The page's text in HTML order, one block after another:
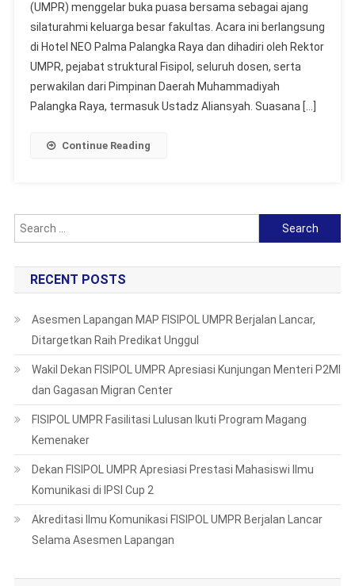
Buka
Puasa
Bersama
Pererat
Silaturahmi
Keluarga
(UMPR) menggelar buka puasa bersama sebagai ajang
silaturahmi keluarga besar fakultas. Acara ini berlangsung
di Hotel NEO Palma Palangka Raya dan dihadiri oleh Rektor
UMPR, pejabat struktural Fisipol, seluruh dosen, serta
perwakilan dari Pimpinan Daerah Muhammadiyah
Palangka Raya, termasuk Ustadz Aliansyah. Suasana […]
Continue Reading
Search
for:
RECENT POSTS
Asesmen Lapangan MAP FISIPOL UMPR Berjalan Lancar,
Ditargetkan Raih Predikat Unggul
Wakil Dekan FISIPOL UMPR Apresiasi Kunjungan Menteri P2MI
dan Gagasan Migran Center
FISIPOL UMPR Fasilitasi Lulusan Ikuti Program Magang
Kemenaker
Dekan FISIPOL UMPR Apresiasi Prestasi Mahasiswi Ilmu
Komunikasi di IPSI Cup 2
Akreditasi Ilmu Komunikasi FISIPOL UMPR Berjalan Lancar
Selama Asesmen Lapangan